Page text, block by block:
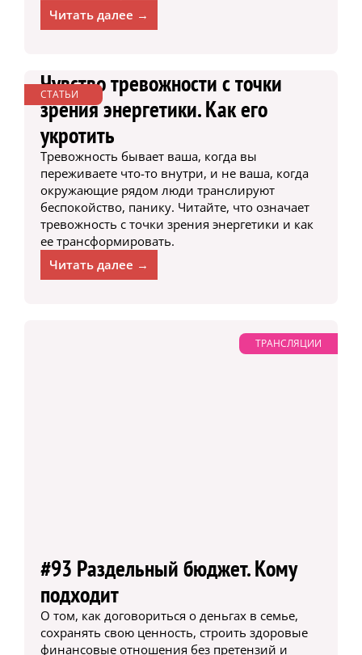
Читать далее →
СТАТЬИ
Чувство тревожности с точки
зрения энергетики. Как его
укротить
Тревожность бывает ваша, когда вы
переживаете что-то внутри, и не ваша, когда
окружающие рядом люди транслируют
беспокойство, панику. Читайте, что означает
тревожность с точки зрения энергетики и как
ее трансформировать.
Читать далее →
ТРАНСЛЯЦИИ
#93 Раздельный бюджет. Кому
подходит
О том, как договориться о деньгах в семье,
сохранять свою ценность, строить здоровые
финансовые отношения без претензий и